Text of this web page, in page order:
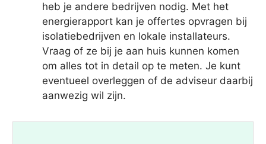
heb je andere bedrijven nodig. Met het
energierapport kan je offertes opvragen bij
isolatiebedrijven en lokale installateurs.
Vraag of ze bij je aan huis kunnen komen
om alles tot in detail op te meten. Je kunt
eventueel overleggen of de adviseur daarbij
aanwezig wil zijn.